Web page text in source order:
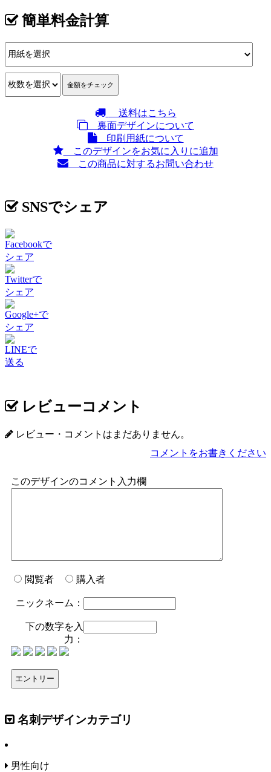
簡単料金計算
送料はこちら
裏面デザインについて
印刷用紙について
このデザインをお気に入りに追加
この商品に対するお問い合わせ
SNSでシェア
Facebookで
シェア
Twitterで
シェア
Google+で
シェア
LINEで
送る
レビューコメント
レビュー・コメントはまだありません。
コメントをお書きください
このデザインのコメント入力欄
閲覧者 購入者
ニックネーム：
下の数字を入
力：
名刺デザインカテゴリ
男性向け